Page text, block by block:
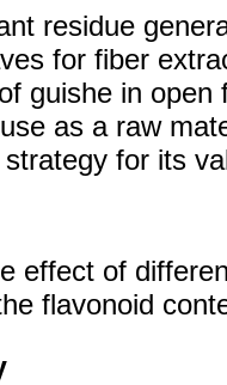
residue
for fiber
guishe in
as a raw
for its
effect of
flavonoid